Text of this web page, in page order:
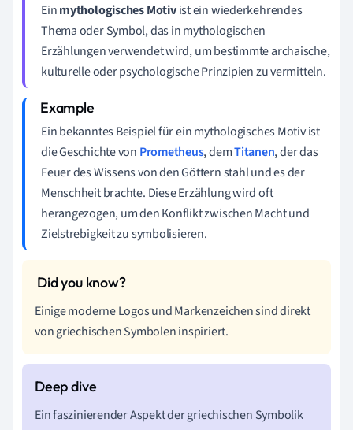
Einmythologisches Motivist ein wiederkehrendes
Thema oder Symbol, das in mythologischen
Erzählungen verwendet wird, um bestimmte archaische,
kulturelle oder psychologische Prinzipien zu vermitteln.
Ein bekanntes Beispiel für ein mythologisches Motiv ist
die Geschichte von Prometheus, demTitanen, der das
Feuer des Wissens von den Göttern stahl und es der
Menschheit brachte. Diese Erzählung wird oft
herangezogen, um den Konflikt zwischen Macht und
Zielstrebigkeit zu symbolisieren.
Einige moderne Logos und Markenzeichen sind direkt
von griechischen Symbolen inspiriert.
Ein faszinierender Aspekt der griechischen Symbolik